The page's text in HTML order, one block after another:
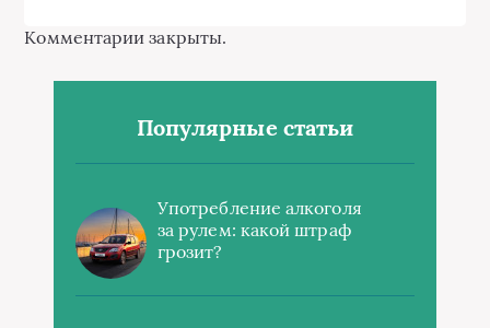
Комментарии закрыты.
Популярные статьи
Употребление алкоголя
за рулем: какой штраф
грозит?